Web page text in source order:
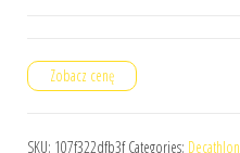
Zobacz cenę
SKU: 107f322dfb3f Categories: